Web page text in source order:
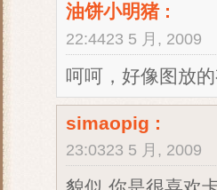
油饼小明猪:
22:4423 5 月, 2009
呵呵，好像图放
simaopig :
23:0323 5 月, 2009